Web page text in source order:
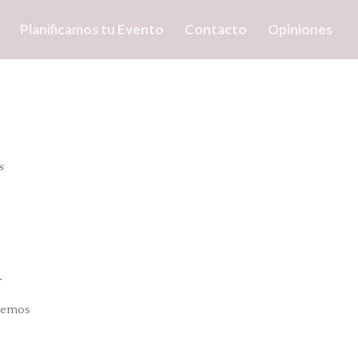
Planificamos tu Evento Contacto Opiniones